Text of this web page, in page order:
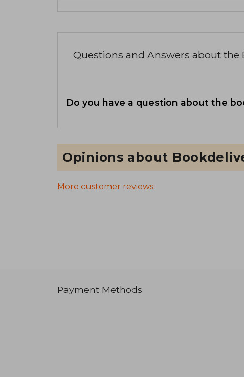
Questions and Answers about the
Do you have a question about the
Opinions about
More customer reviews
Payment Methods